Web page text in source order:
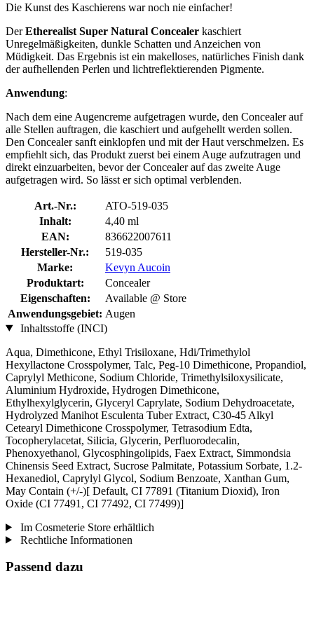
Die Kunst des Kaschierens war noch nie einfacher!
DerEtherealist Super Natural Concealer kaschiert
Unregelmäßigkeiten, dunkle Schatten und Anzeichen von
Müdigkeit. Das Ergebnis ist ein makelloses, natürliches Finish dank
der aufhellenden Perlen und lichtreflektierenden Pigmente.
Anwendung:
Nach dem eine Augencreme aufgetragen wurde, den Concealer auf
alle Stellen auftragen, die kaschiert und aufgehellt werden sollen.
Den Concealer sanft einklopfen und mit der Haut verschmelzen. Es
empfiehlt sich, das Produkt zuerst bei einem Auge aufzutragen und
direkt einzuarbeiten, bevor der Concealer auf das zweite Auge
aufgetragen wird. So lässt er sich optimal verblenden.
Art.-Nr.:
ATO-519-035
Inhalt:
4,40 ml
EAN:
836622007611
Hersteller-Nr.:
519-035
Marke:
Kevyn Aucoin
Produktart:
Concealer
Eigenschaften:
Available @ Store
Anwendungsgebiet: Augen
Inhaltsstoffe (INCI)
Aqua, Dimethicone, Ethyl Trisiloxane, Hdi/Trimethylol
Hexyllactone Crosspolymer, Talc, Peg-10 Dimethicone, Propandiol,
Caprylyl Methicone, Sodium Chloride, Trimethylsiloxysilicate,
Aluminium Hydroxide, Hydrogen Dimethicone,
Ethylhexylglycerin, Glyceryl Caprylate, Sodium Dehydroacetate,
Hydrolyzed Manihot Esculenta Tuber Extract, C30-45 Alkyl
Cetearyl Dimethicone Crosspolymer, Tetrasodium Edta,
Tocopherylacetat, Silicia, Glycerin, Perfluorodecalin,
Phenoxyethanol, Glycosphingolipids, Faex Extract, Simmondsia
Chinensis Seed Extract, Sucrose Palmitate, Potassium Sorbate, 1.2-
Hexanediol, Caprylyl Glycol, Sodium Benzoate, Xanthan Gum,
May Contain (+/-)[ Default, CI 77891 (Titanium Dioxid), Iron
Oxide (CI 77491, CI 77492, CI 77499)]
Im Cosmeterie Store erhältlich
Rechtliche Informationen
Passend dazu